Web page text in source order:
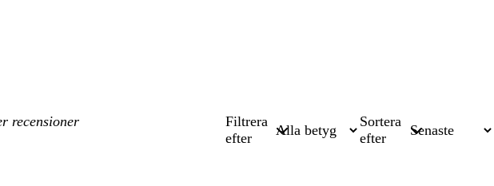
Filtrera
efter
Sortera
efter